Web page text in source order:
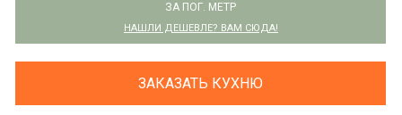
ЗА ПОГ. МЕТР
НАШЛИ ДЕШЕВЛЕ? ВАМ СЮДА!
ЗАКАЗАТЬ КУХНЮ